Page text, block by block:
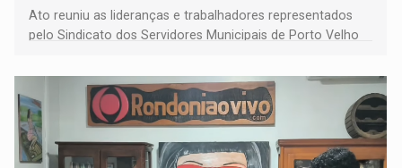
Ato reuniu as lideranças e trabalhadores representados
pelo Sindicato dos Servidores Municipais de Porto Velho